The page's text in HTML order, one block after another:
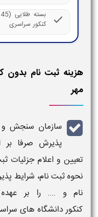
check
کنکور سراسری
هزینه ثبت نام بدون
مهر
سازمان سنجش
پذیرشصرفا بر
تعیین و اعلام جزئیات
نحوهثبت نام، شرایط
نام و .... را بر عهده
کنکوردانشگاه های